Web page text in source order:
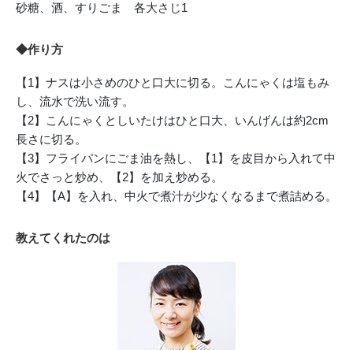
砂糖、酒、すりごま 各大さじ1
◆作り方
【1】ナスは小さめのひと口大に切る。こんにゃくは塩もみ
し、流水で洗い流す。
【2】こんにゃくとしいたけはひと口大、いんげんは約2cm
長さに切る。
【3】フライパンにごま油を熱し、【1】を皮目から入れて中
火でさっと炒め、【2】を加え炒める。
【4】【A】を入れ、中火で煮汁が少なくなるまで煮詰める。
教えてくれたのは